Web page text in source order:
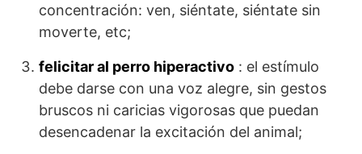
concentración: ven, siéntate, siéntate sin
moverte, etc;
felicitar al perro hiperactivo : el estímulo
debe darse con una voz alegre, sin gestos
bruscos ni caricias vigorosas que puedan
desencadenar la excitación del animal;